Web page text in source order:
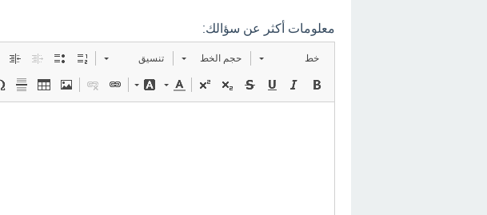
معلومات أكثر عن سؤالك:
خط حجم الخط تنسيق